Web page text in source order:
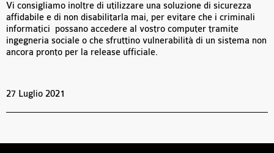
Vi consigliamo inoltre di utilizzare una soluzione di sicurezza
affidabile e di non disabilitarla mai, per evitare che i criminali
informatici possano accedere al vostro computer tramite
ingegneria sociale o che sfruttino vulnerabilità di un sistema non
ancora pronto per la release ufficiale.
27 Luglio 2021